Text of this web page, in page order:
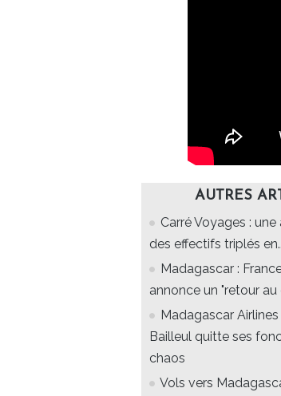
AUTRES
Carré Voyages :
des effectifs triplés
Madagascar :
annonce un "retour au
Madagascar
Bailleul quitte ses
chaos
Vols vers